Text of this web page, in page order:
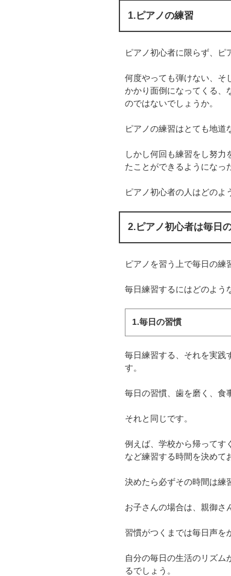
1.ピアノの練習
ピアノ初心者に限らず、ピ
何度やっても弾けない、そ
かかり面倒になってくる、
のではないでしょうか。
ピアノの練習はとても地道
しかし何回も練習をし努力
たことができるようになっ
ピアノ初心者の人はどのよ
2.ピアノ初心者は毎日
ピアノを習う上で毎日の練
毎日練習するにはどのよう
1.毎日の習慣
毎日練習する、それを実践
す。
毎日の習慣、歯を磨く、食
それと同じです。
例えば、学校から帰ってす
など練習する時間を決めて
決めたら必ずその時間は練
お子さんの場合は、親御さ
習慣がつくまでは毎日声を
自分の毎日の生活のリズム
るでしょう。